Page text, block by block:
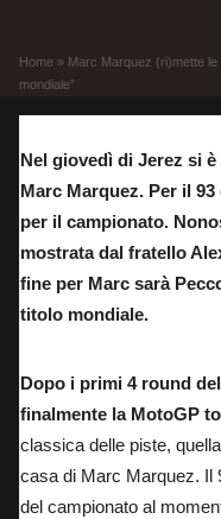
Home » Marc Marquez (ri)mette
mondiale”
Nel giovedì di Jerez si
Marc Marquez. Per il
per il campionato.
mostrata dal fratello
fine per Marc sarà
titolo mondiale.
Dopo i primi 4 round
finalmente la MotoGP
classica delle piste,
casa di Marc Marquez. Il
del campionato al